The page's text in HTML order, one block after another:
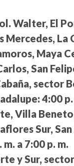
Walter, El
Mercedes, La
Maya
San
sector
4:00
Villa
Sur,
m. a 7:00 p. m.
y Sur,